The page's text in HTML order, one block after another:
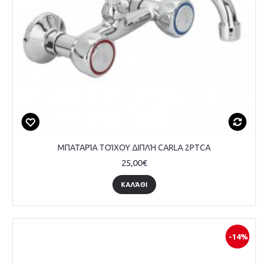
ΜΠΑΤΑΡΊΑ ΤΟΊΧΟΥ ΔΙΠΛΉ CARLA 2PTCA
25,00€
ΚΑΛΆΘΙ
-14%